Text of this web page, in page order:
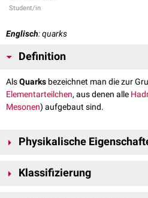
Student/in
Englisch: quarks
Definition
AlsQuarks bezeichnet man die zur
Elementarteilchen, aus denen alle
Mesonen) aufgebaut sind.
Physikalische
der
Elementarladungsowie eine
Klassifizierung